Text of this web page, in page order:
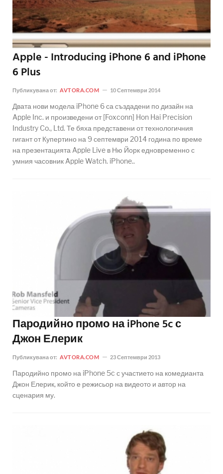
Apple - Introducing iPhone 6 and iPhone
6 Plus
Публикувана от: AVTORA.COM 10 Септември 2014
Двата нови модела iPhone 6 са създадени по дизайн на
Apple Inc. и произведени от [Foxconn] Hon Hai Precision
Industry Co., Ltd. Те бяха представени от технологичния
гигант от Купертино на 9 септември 2014 година по време
на презентацията Apple Live в Ню Йорк едновременно с
умния часовник Apple Watch. iPhone..
Пародийно промо на iPhone 5c с
Джон Елерик
Публикувана от: AVTORA.COM 23 Септември 2013
Пародийно промо на iPhone 5c с участието на комедианта
Джон Елерик, който е режисьор на видеото и автор на
сценария му.